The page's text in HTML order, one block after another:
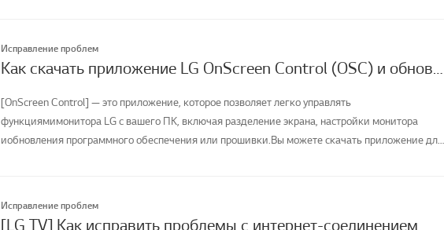
Исправление проблем
Как скачать приложение LG OnScreen Control (OSC) и обновить программное обеспечение или прошивку мониторов
[OnScreen Control] — это приложение, которое позволяет легко управлять
функциямимонитора LG с вашего ПК, включая разделение экрана, настройки монитора
иобновления программного обеспечения или прошивки.Вы можете скачать приложение для
Исправление проблем
[LG TV] Как исправить проблемы с интернет-соединением